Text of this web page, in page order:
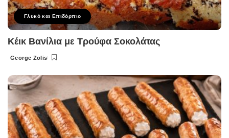
Γλυκό και Επιδόρπιο
Κέικ Βανίλια με Τρούφα Σοκολάτας
Posted
George Zolis